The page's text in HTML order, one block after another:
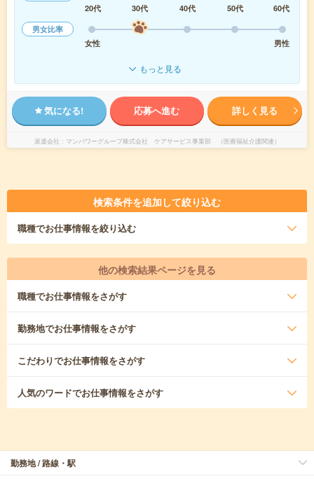
20代
30代 40代 50代
60代
男女比率
女性
男性
もっと見る
気になる! 応募へ進む 詳しく見る
派遣会社 マンパワーグループ株式会社 ケアサービス事業部 （医療福祉介護関連）
検索条件を追加して絞り込む
職種でお仕事情報を絞り込む
他の検索結果ページを見る
職種でお仕事情報をさがす
勤務地でお仕事情報をさがす
こだわりでお仕事情報をさがす
人気のワードでお仕事情報をさがす
勤務地 / 路線・駅